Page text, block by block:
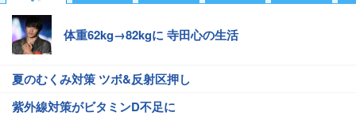
体重62kg→82kgに 寺田心の生活
夏のむくみ対策 ツボ&反射区押し
紫外線対策がビタミンD不足に